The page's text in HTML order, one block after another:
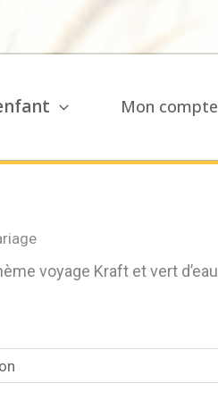
Mon compte
voyage Kraft et vert d’eau